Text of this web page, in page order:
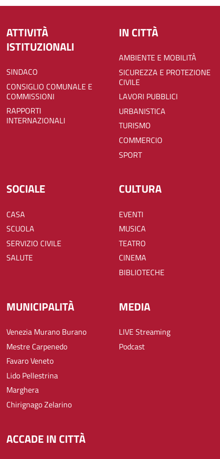
ATTIVITÀ
ISTITUZIONALI
SINDACO
CONSIGLIO COMUNALE E
COMMISSIONI
RAPPORTI
INTERNAZIONALI
IN CITTÀ
AMBIENTE E MOBILITÀ
SICUREZZA E PROTEZIONE
CIVILE
LAVORI PUBBLICI
URBANISTICA
TURISMO
COMMERCIO
SPORT
SOCIALE
CASA
SCUOLA
SERVIZIO CIVILE
SALUTE
CULTURA
EVENTI
MUSICA
TEATRO
CINEMA
BIBLIOTECHE
MUNICIPALITÀ
Venezia Murano Burano
Mestre Carpenedo
Favaro Veneto
Lido Pellestrina
Marghera
Chirignago Zelarino
MEDIA
LIVE Streaming
Podcast
ACCADE IN CITTÀ